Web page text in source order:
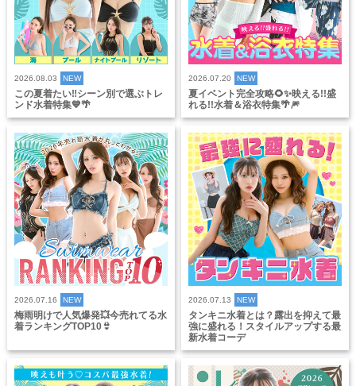
2026.08.03 NEW
この夏着たい‼️シーン別で選ぶトレ
ンド水着特集💙🌴
2026.07.20 NEW
夏イベント完全攻略🌻✨映える!!盛
れる!!水着＆浴衣特集🌴🎆
2026.07.16 NEW
梅雨明けで人気爆発💥今売れてる水
着ランキングTOP10👙
2026.07.13 NEW
タンキニ水着とは？露出を抑えて最
強に盛れる！スタイルアップする最
新水着コーデ